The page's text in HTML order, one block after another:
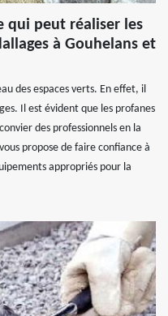
qui peut réaliser les
à Gouhelans et
des espaces verts. En effet, il
Il est évident que les profanes
des professionnels en la
propose de faire confiance à
appropriés pour la